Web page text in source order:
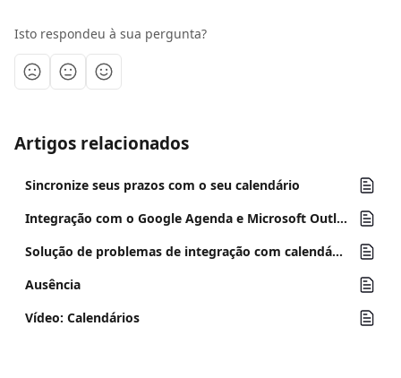
Isto respondeu à sua pergunta?
Artigos relacionados
Sincronize seus prazos com o seu calendário
Integração com o Google Agenda e Microsoft Outlook Calendar
Solução de problemas de integração com calendário
Ausência
Vídeo: Calendários